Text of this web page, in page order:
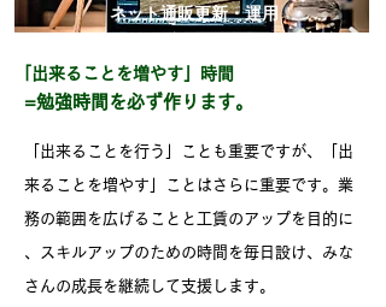
ネット通販更新・運用
「出来ることを増やす」時間
=勉強時間を必ず作ります。
「出来ることを行う」ことも重要ですが、 「出
来ることを増やす」ことはさらに重要です。 業
務の範囲を広げることと工賃のアップを目的に
、スキルアップのための時間を毎日設け、みな
さんの成長を継続して支援します。